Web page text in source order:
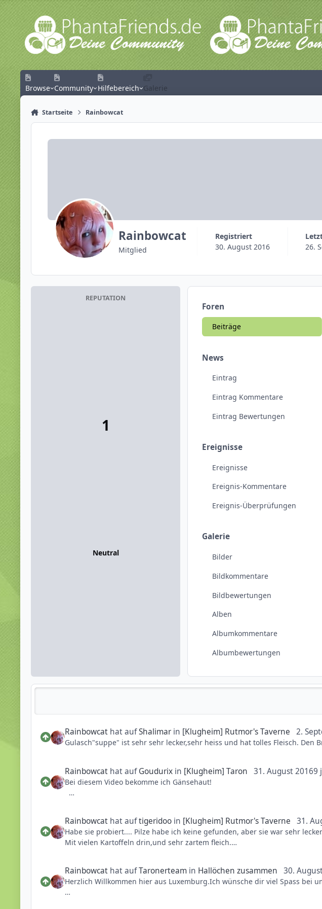
Zum Inhalt springen
Browse Community Hilfebereich Galerie
Startseite Rainbowcat
Rainbowcat
Mitglied
Registriert
30. August 2016
26.
REPUTATION
1
Neutral
Foren
Beiträge
News
Eintrag
Eintrag Kommentare
Eintrag Bewertungen
Ereignisse
Ereignisse
Ereignis-Kommentare
Ereignis-Überprüfungen
Galerie
Bilder
Bildkommentare
Bildbewertungen
Alben
Albumkommentare
Albumbewertungen
Rainbowcat hat aufShalimar in [Klugheim] Rutmor's Taverne 2.
Gulasch"suppe" ist sehr sehr
Rainbowcat hat aufGoudurix in [Klugheim] Taron 31. August 20169 j
Bei diesem Video bekomme ich Gänsehaut!
Rainbowcat hat auftigeridoo in [Klugheim] Rutmor's Taverne 31.
Habe sie probiert.... Pilze habe ich keine gefunden, aber sie war sehr
Mit vielen Kartoffeln drin,und sehr zartem fleich.
Gesendet von iPhone und benutzt die PhantaFriends.de App
Rainbowcat hat aufTaronerteam in Hallöchen zusammen 30.
Herzlich Willkommen hier aus Luxemburg.Ich wünsche dir viel Spass bei